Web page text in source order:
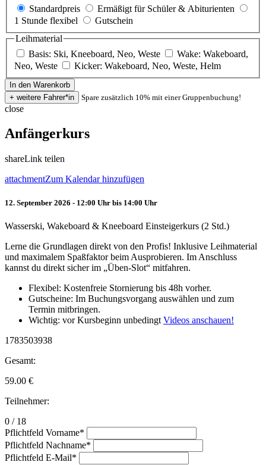
Standardpreis
Ermäßigt für Schüler & Abiturienten
1 Stunde flexibel
Gutschein
Leihmaterial
Basis: Ski, Kneeboard, Neo, Weste
Wake: Wakeboard,
Neo, Weste
Kicker: Wakeboard, Neo, Weste, Helm
Spare zusätzlich 10% mit einer Gruppenbuchung!
close
Anfängerkurs
shareLink teilen
attachmentZum Kalendar hinzufügen
12. September 2026 - 12:00 Uhr bis 14:00 Uhr
Wasserski, Wakeboard & Kneeboard Einsteigerkurs (2 Std.)
Lerne die Grundlagen direkt von den Profis! Inklusive Leihmaterial
und maximalem Spaßfaktor beim Ausprobieren. Im Anschluss
kannst du direkt sicher im „Üben-Slot“ mitfahren.
Flexibel: Kostenfreie Stornierung bis 48h vorher.
Gutscheine: Im Buchungsvorgang auswählen und zum
Termin mitbringen.
Wichtig: vor Kursbeginn unbedingt Videos anschauen!
1783503938
Gesamt:
59.00 €
Teilnehmer:
0 / 18
Pflichtfeld Vorname*
Pflichtfeld Nachname*
Pflichtfeld E-Mail*